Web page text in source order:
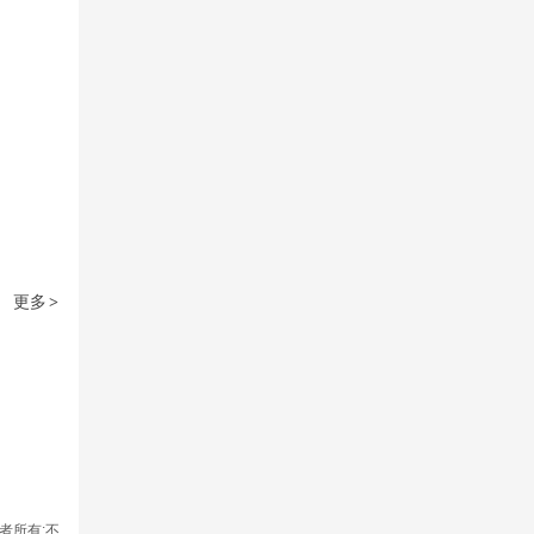
更多 >
所有;不